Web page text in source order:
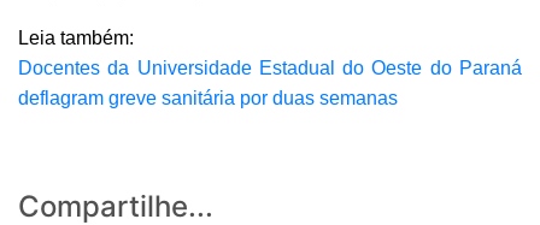
Leia também:
Docentes da Universidade Estadual do Oeste do Paraná
deflagram greve sanitária por duas semanas
Compartilhe...